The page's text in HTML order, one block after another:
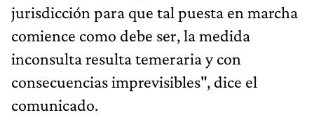
jurisdicción para que tal puesta en marcha
comience como debe ser, la medida
inconsulta resulta temeraria y con
consecuencias imprevisibles", dice el
comunicado.